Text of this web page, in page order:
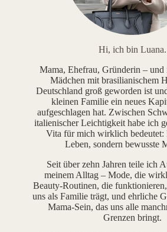
Hi, ich bin Luana.
Mama, Ehefrau, Gründerin – und
Mädchen mit brasilianischem
Deutschland groß geworden ist
kleinen Familie ein neues
aufgeschlagen hat. Zwischen
italienischer Leichtigkeit habe ich
Vita für mich wirklich bedeutet:
Leben, sondern bewusste
Seit über zehn Jahren teile ich
meinem Alltag – Mode, die
Beauty-Routinen, die
uns als Familie trägt, und ehrliche
Mama-Sein, das uns alle
Grenzen bringt.